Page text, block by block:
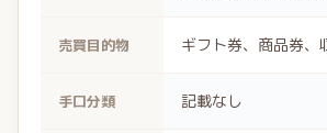
売買目的物 ギフト券、商品券、
手口分類 記載なし